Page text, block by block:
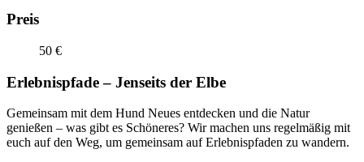
Preis
50 €
Erlebnispfade – Jenseits der Elbe
Gemeinsam mit dem Hund Neues entdecken und die Natur
genießen – was gibt es Schöneres? Wir machen uns regelmäßig mit
euch auf den Weg, um gemeinsam auf Erlebnispfaden zu wandern.